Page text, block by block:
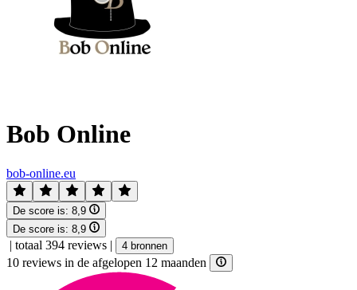
Bob Online
bob-online.eu
De score is: 8,9
De score is: 8,9
| totaal 394 reviews | 4 bronnen
10 reviews in de afgelopen 12 maanden